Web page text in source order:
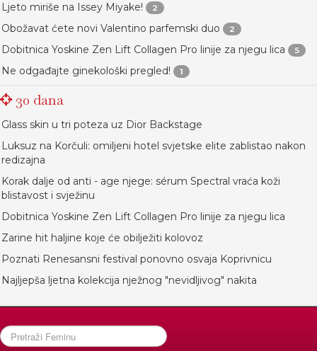
Ljeto miriše na Issey Miyake! 2
Obožavat ćete novi Valentino parfemski duo 2
Dobitnica Yoskine Zen Lift Collagen Pro linije za njegu lica 5
Ne odgađajte ginekološki pregled! 1
30 dana
Glass skin u tri poteza uz Dior Backstage
Luksuz na Korčuli: omiljeni hotel svjetske elite zablistao nakon
redizajna
Korak dalje od anti - age njege: sérum Spectral vraća koži
blistavost i svježinu
Dobitnica Yoskine Zen Lift Collagen Pro linije za njegu lica
Zarine hit haljine koje će obilježiti kolovoz
Poznati Renesansni festival ponovno osvaja Koprivnicu
Najljepša ljetna kolekcija nježnog "nevidljivog" nakita